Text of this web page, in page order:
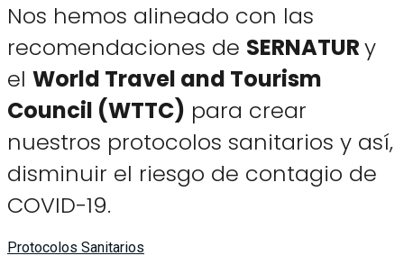
Nos hemos alineado con las
recomendaciones de SERNATURy
el World Travel and Tourism
Council (WTTC) para crear
nuestros protocolos sanitarios y así,
disminuir el riesgo de contagio de
COVID-19.
Protocolos Sanitarios